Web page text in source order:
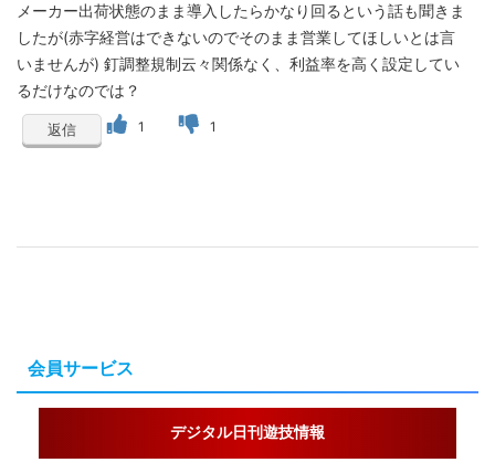
メーカー出荷状態のまま導入したらかなり回るという話も聞きま
したが(赤字経営はできないのでそのまま営業してほしいとは言
いませんが) 釘調整規制云々関係なく、利益率を高く設定してい
るだけなのでは？
返信 1 1
会員サービス
デジタル日刊遊技情報